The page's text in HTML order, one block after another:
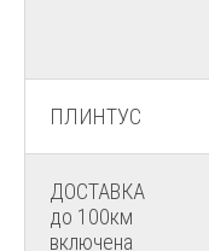
ПЛИНТУС
ДОСТАВКА
до 100км
включена